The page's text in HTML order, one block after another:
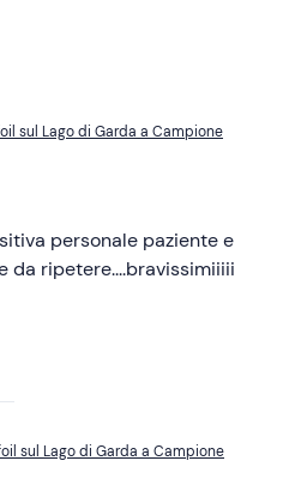
sul Lago di Garda a Campione
personale paziente e
da ripetere....bravissimiiiii
sul Lago di Garda a Campione